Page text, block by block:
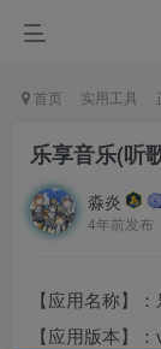
首页 实用工具
乐享音乐(听
淼炎
4年前发布
【应用名称】
【应用版本】